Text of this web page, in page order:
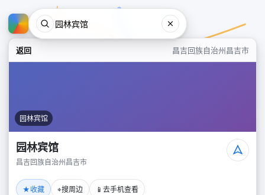
返回 昌吉回族自治州昌吉市
园林宾馆
园林宾馆
昌吉回族自治州昌吉市
★收藏 ⌖搜周边 📱 去手机查看